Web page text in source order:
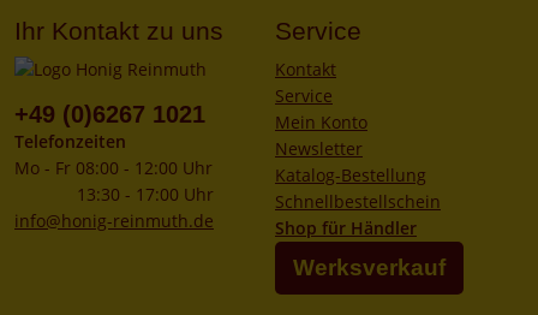
Ihr Kontakt zu uns
+49 (0)6267 1021
Telefonzeiten
Mo - Fr 08:00 - 12:00 Uhr
13:30 - 17:00 Uhr
info@honig-reinmuth.de
Service
Kontakt
Service
Mein Konto
Newsletter
Katalog-Bestellung
Schnellbestellschein
Shop für Händler
Werksverkauf